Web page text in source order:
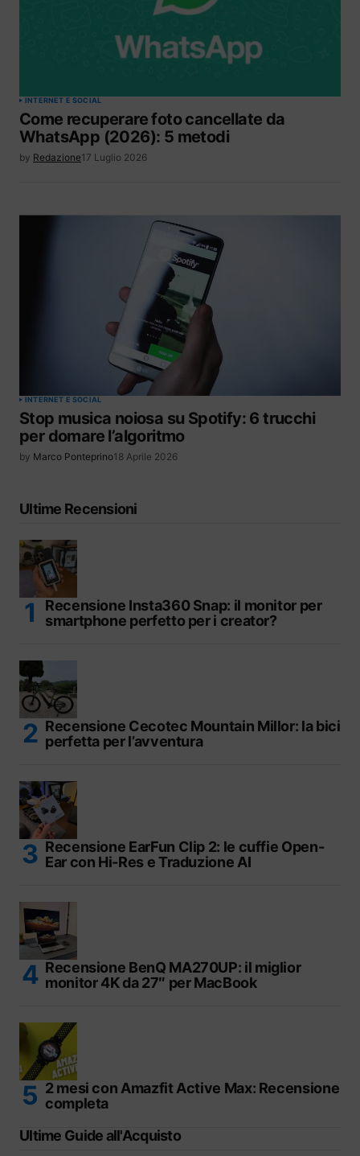
INTERNET E SOCIAL
Come recuperare foto cancellate da
WhatsApp (2026): 5 metodi
by Redazione17 Luglio 2026
INTERNET E SOCIAL
Stop musica noiosa su Spotify: 6 trucchi
per domare l’algoritmo
by Marco Ponteprino18 Aprile 2026
Ultime Recensioni
Recensione Insta360 Snap: il monitor per
smartphone perfetto per i creator?
Recensione Cecotec Mountain Millor: la bici
perfetta per l’avventura
Recensione EarFun Clip 2: le cuffie Open-
Ear con Hi-Res e Traduzione AI
Recensione BenQ MA270UP: il miglior
monitor 4K da 27″ per MacBook
2 mesi con Amazfit Active Max: Recensione
completa
Ultime Guide all'Acquisto